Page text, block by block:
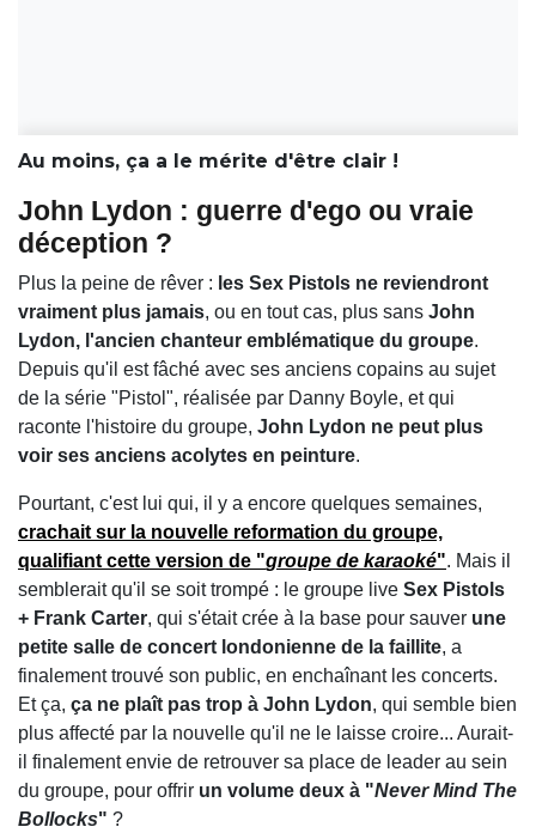
Au moins, ça a le mérite d'être clair !
John Lydon : guerre d'ego ou vraie
déception ?
Plus la peine de rêver : les Sex Pistols ne reviendront
vraiment plus jamais, ou en tout cas, plus sans John
Lydon, l'ancien chanteur emblématique du groupe.
Depuis qu'il est fâché avec ses anciens copains au sujet
de la série "Pistol", réalisée par Danny Boyle, et qui
raconte l'histoire du groupe, John Lydon ne peut plus
voir ses anciens acolytes en peinture.
Pourtant, c'est lui qui, il y a encore quelques semaines,
crachait sur la nouvelle reformation du groupe,
qualifiant cette version de "groupe de karaoké". Mais il
semblerait qu'il se soit trompé : le groupe live Sex Pistols
+ Frank Carter, qui s'était crée à la base pour sauver une
petite salle de concert londonienne de la faillite, a
finalement trouvé son public, en enchaînant les concerts.
Et ça, ça ne plaît pas trop à John Lydon, qui semble bien
plus affecté par la nouvelle qu'il ne le laisse croire... Aurait-
il finalement envie de retrouver sa place de leader au sein
du groupe, pour offrir un volume deux à "Never Mind The
Bollocks" ?